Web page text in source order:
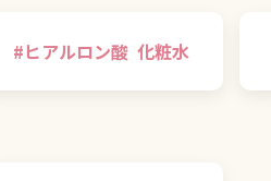
#ヒアルロン酸 化粧水